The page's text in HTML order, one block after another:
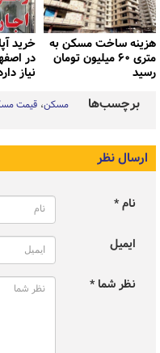
هزینه ساخت مسکن به
متری ۶۰ میلیون تومان
رسید
خرید
در
نیاز
برچسب‌ها مسکن قیمت
ارسال نظر
نام *
ایمیل
نظر شما *